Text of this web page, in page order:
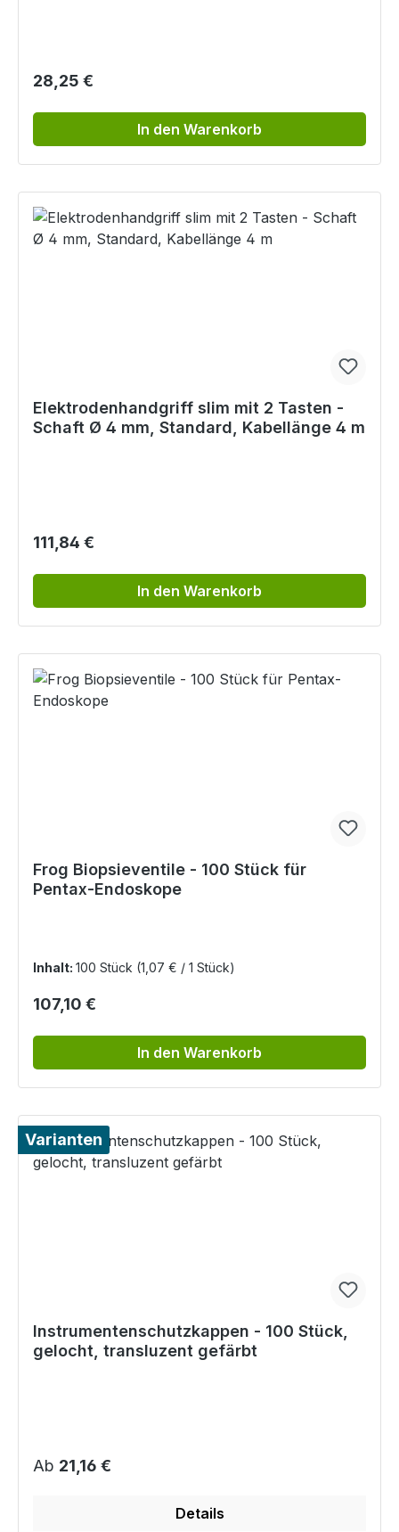
Regulärer Preis:
28,25 €
In den Warenkorb
Elektrodenhandgriff slim mit 2 Tasten -
Schaft Ø 4 mm, Standard, Kabellänge 4 m
Regulärer Preis:
111,84 €
In den Warenkorb
Frog Biopsieventile - 100 Stück für
Pentax-Endoskope
Inhalt: 100 Stück (1,07 € / 1 Stück)
Regulärer Preis:
107,10 €
In den Warenkorb
Varianten
Instrumentenschutzkappen - 100 Stück,
gelocht, transluzent gefärbt
Regulärer Preis:
Ab 21,16 €
Details